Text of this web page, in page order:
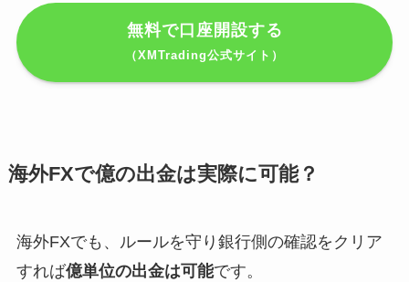
無料で口座開設する
（XMTrading公式サイト）
海外FXで億の出金は実際に可能？
海外FXでも、ルールを守り銀行側の確認をクリア
すれば億単位の出金は可能です。